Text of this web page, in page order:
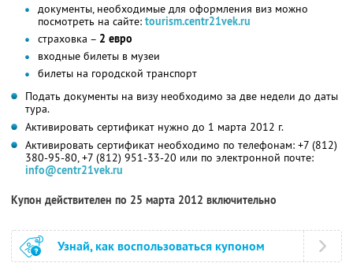
документы, необходимые для оформления виз можно
посмотреть на сайте: tourism.centr21vek.ru
страховка – 2 евро
входные билеты в музеи
билеты на городской транспорт
Подать документы на визу необходимо за две недели до даты
тура.
Активировать сертификат нужно до 1 марта 2012 г.
Активировать сертификат необходимо по телефонам: +7 (812)
380-95-80, +7 (812) 951-33-20 или по электронной почте:
info@centr21vek.ru
Купон действителен по 25 марта 2012 включительно
Узнай, как воспользоваться купоном